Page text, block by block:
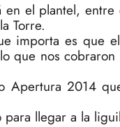
el plantel,
Torre.
importa es que
que nos
2014
llegar a la